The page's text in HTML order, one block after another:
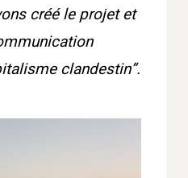
créé le projet et
clandestin”.